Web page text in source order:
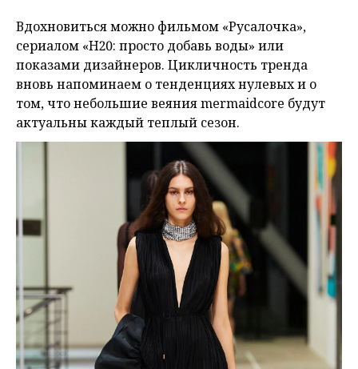
Вдохновиться можно фильмом «Русалочка»,
сериалом «H20: просто добавь воды» или
показами дизайнеров. Цикличность тренда
вновь напоминаем о тенденциях нулевых и о
том, что небольшие веяния mermaidcore будут
актуальны каждый теплый сезон.